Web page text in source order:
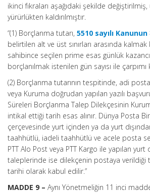
ikinci fıkraları aşağıdaki şekilde değiştirilmiş,
yürürlükten kaldırılmıştır.
“(1) Borçlanma tutarı, 5510 sayılı Kanunun
belirtilen alt ve üst sınırları arasında kalmak
sahibince seçilen prime esas günlük
borçlanılmak istenilen gün sayısı ile çarpımı
(2) Borçlanma tutarının tespitinde, adi
veya Kuruma doğrudan yapılan yazılı
Süreleri Borçlanma Talep Dilekçesinin
intikal ettiği tarih esas alınır. Dünya Posta
çerçevesinde yurt içinden ya da yurt
taahhütlü, iadeli taahhütlü ve acele posta
PTT Alo Post veya PTT Kargo ile yapılan yurt
taleplerinde ise dilekçenin postaya verildiği
tarihi olarak kabul edilir.”
MADDE 9 – Aynı Yönetmeliğin 11 inci